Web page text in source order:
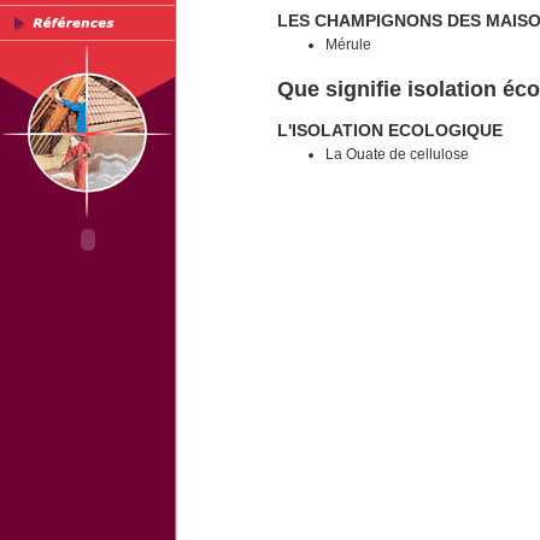
LES CHAMPIGNONS DES
Mérule
Que signifie isolation
L'ISOLATION ECOLOGIQUE
La Ouate de cellulose